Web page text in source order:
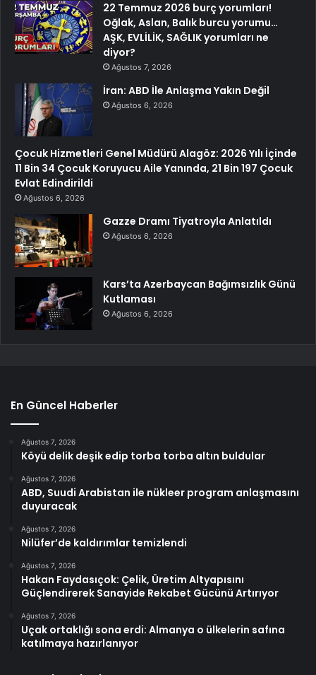
22 Temmuz 2026 burç yorumları!
Oğlak, Aslan, Balık burcu yorumu…
AŞK, EVLİLİK, SAĞLIK yorumları ne
diyor?
Ağustos 7, 2026
İran: ABD İle Anlaşma Yakın Değil
Ağustos 6, 2026
Çocuk Hizmetleri Genel Müdürü Alagöz: 2026 Yılı İçinde
11 Bin 34 Çocuk Koruyucu Aile Yanında, 21 Bin 197 Çocuk
Evlat Edindirildi
Ağustos 6, 2026
Gazze Dramı Tiyatroyla Anlatıldı
Ağustos 6, 2026
Kars’ta Azerbaycan Bağımsızlık Günü
Kutlaması
Ağustos 6, 2026
En Güncel Haberler
Ağustos 7, 2026
Köyü delik deşik edip torba torba altın buldular
Ağustos 7, 2026
ABD, Suudi Arabistan ile nükleer program anlaşmasını
duyuracak
Ağustos 7, 2026
Nilüfer’de kaldırımlar temizlendi
Ağustos 7, 2026
Hakan Faydasıçok: Çelik, Üretim Altyapısını
Güçlendirerek Sanayide Rekabet Gücünü Artırıyor
Ağustos 7, 2026
Uçak ortaklığı sona erdi: Almanya o ülkelerin safına
katılmaya hazırlanıyor